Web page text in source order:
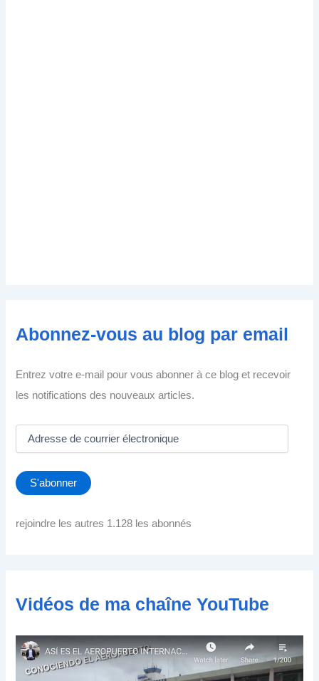
Abonnez-vous au blog par email
Entrez votre e-mail pour vous abonner à ce blog et recevoir
les notifications des nouveaux articles.
e
s
d
r
e
r
S'abonner
rejoindre les autres 1.128 les abonnés
Vidéos de ma chaîne YouTube